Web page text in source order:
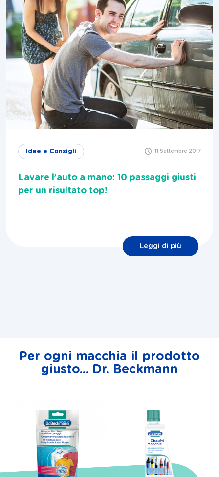
Idee e Consigli 11 Settembre 2017
Lavare l’auto a mano: 10 passaggi giusti
per un risultato top!
Leggi di più
Per ogni macchia il prodotto
giusto... Dr. Beckmann